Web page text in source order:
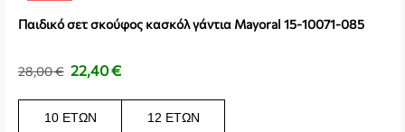
Παιδικό σετ σκούφος κασκόλ γάντια Mayoral 15-10071-085
28,00€ 22,40€
10 ΕΤΏΝ 12 ΕΤΏΝ